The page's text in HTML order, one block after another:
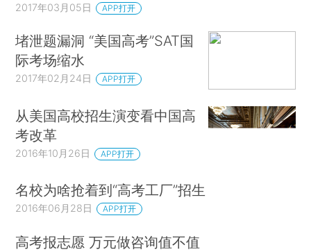
2017年03月05日 APP打开
堵泄题漏洞 “美国高考”SAT国
际考场缩水
2017年02月24日 APP打开
从美国高校招生演变看中国高
考改革
2016年10月26日 APP打开
名校为啥抢着到“高考工厂”招生
2016年06月28日 APP打开
高考报志愿 万元做咨询值不值